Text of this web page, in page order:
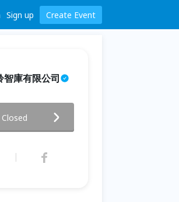
Sign up Create Event
智庫有限公司
13:30 - 16:30
Closed